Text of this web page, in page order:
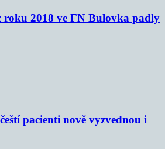
roku 2018 ve FN Bulovka padly
pacienti nově vyzvednou i